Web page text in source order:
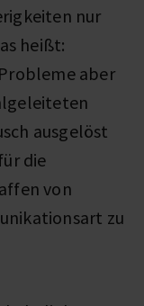
nur
heißt:
aber
ausgelöst
die
von
zu